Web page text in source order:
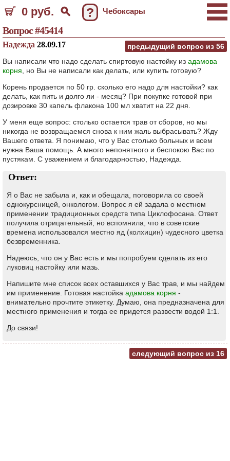
0 руб. ? Чебоксары
Вопрос #45414
предыдущий вопрос из 56
Надежда 28.09.17
Вы написали что надо сделать спиртовую настойку из адамова
корня , но Вы не написали как делать, или купить готовую?
Корень продается по 50 гр. сколько его надо для настойки? как
делать, как пить и долго ли - месяц? При покупке готовой при
дозировке 30 капель флакона 100 мл хватит на 22 дня.
У меня еще вопрос: столько остается трав от сборов, но мы
никогда не возвращаемся снова к ним жаль выбрасывать? Жду
Вашего ответа. Я понимаю, что у Вас столько больных и всем
нужна Ваша помощь. А много непонятного и беспокою Вас по
пустякам. С уважением и благодарностью, Надежда.
Ответ:
Я о Вас не забыла и, как и обещала, поговорила со своей
однокурсницей, онкологом. Вопрос я ей задала о местном
применении традиционных средств типа Циклофосана. Ответ
получила отрицательный, но вспомнила, что в советские
времена использовался местно яд (колхицин) чудесного цветка
безвременника.
Надеюсь, что он у Вас есть и мы попробуем сделать из его
луковиц настойку или мазь.
Напишите мне список всех оставшихся у Вас трав, и мы найдем
им применение. Готовая настойка адамова корня -
внимательно прочтите этикетку. Думаю, она предназначена для
местного применения и тогда ее придется развести водой 1:1.
До связи!
следующий вопрос из 16